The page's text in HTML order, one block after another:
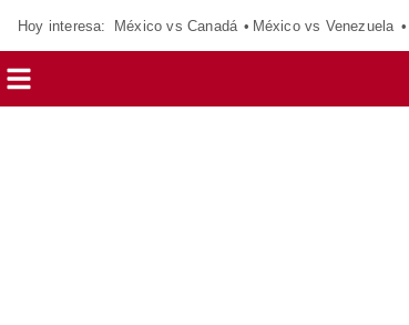
Hoy interesa: México vs Canadá México vs Venezuela